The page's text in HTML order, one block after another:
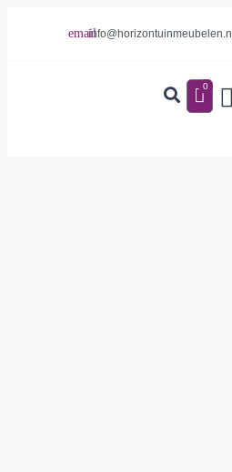
info@horizontuinmeubelen.nl
0